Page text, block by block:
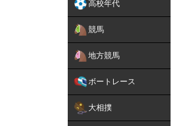
高校年代
競馬
地方競馬
ボートレース
大相撲